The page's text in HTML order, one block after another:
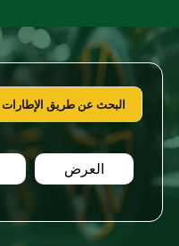
البحث عن طريق الإطارات
العرض